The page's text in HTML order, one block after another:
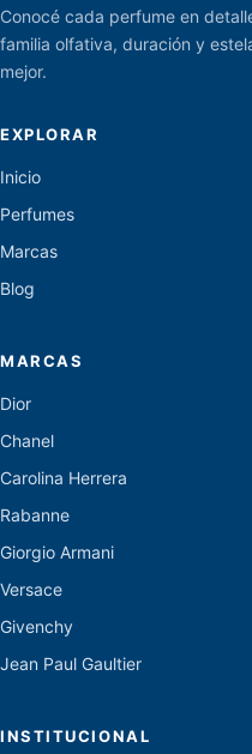
Conocé cada perfume en
familia olfativa, duración y
mejor.
EXPLORAR
Inicio
Perfumes
Marcas
Blog
MARCAS
Dior
Chanel
Carolina Herrera
Rabanne
Giorgio Armani
Versace
Givenchy
Jean Paul Gaultier
INSTITUCIONAL